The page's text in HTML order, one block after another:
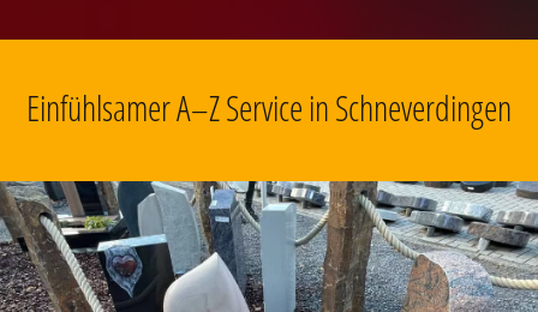
Einfühlsamer A–Z Service in Schneverdingen